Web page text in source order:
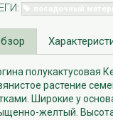
полукактусовая
растение
Широкие у
желтый.